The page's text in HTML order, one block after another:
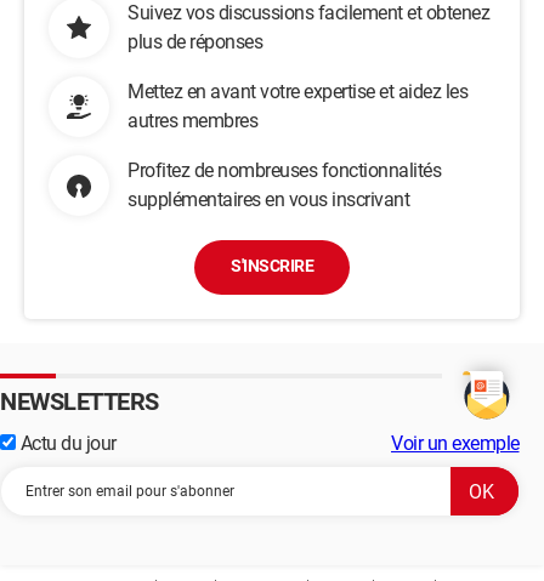
Suivez vos discussions facilement et obtenez
plus de réponses
Mettez en avant votre expertise et aidez les
autres membres
Profitez de nombreuses fonctionnalités
supplémentaires en vous inscrivant
S'INSCRIRE
NEWSLETTERS
Actu du jour Voir un exemple